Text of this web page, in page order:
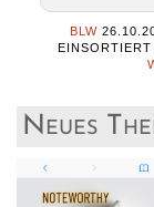
BLW
EINSORTIERT
Neues